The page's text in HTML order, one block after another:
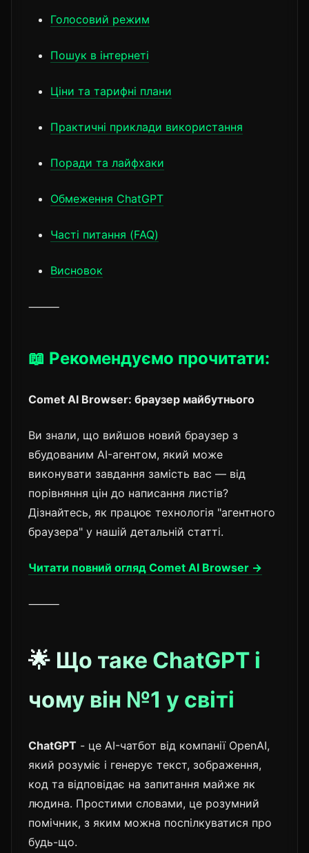
Голосовий режим
Пошук в інтернеті
Ціни та тарифні плани
Практичні приклади використання
Поради та лайфхаки
Обмеження ChatGPT
Часті питання (FAQ)
Висновок
⸻
📖 Рекомендуємо прочитати:
Comet AI Browser: браузер майбутнього
Ви знали, що вийшов новий браузер з
вбудованим AI-агентом, який може
виконувати завдання замість вас — від
порівняння цін до написання листів?
Дізнайтесь, як працює технологія "агентного
браузера" у нашій детальній статті.
Читати повний огляд Comet AI Browser →
⸻
🌟 Що таке ChatGPT і
чому він №1 у світі
ChatGPT - це AI-чатбот від компанії OpenAI,
який розуміє і генерує текст, зображення,
код та відповідає на запитання майже як
людина. Простими словами, це розумний
помічник, з яким можна поспілкуватися про
будь-що.